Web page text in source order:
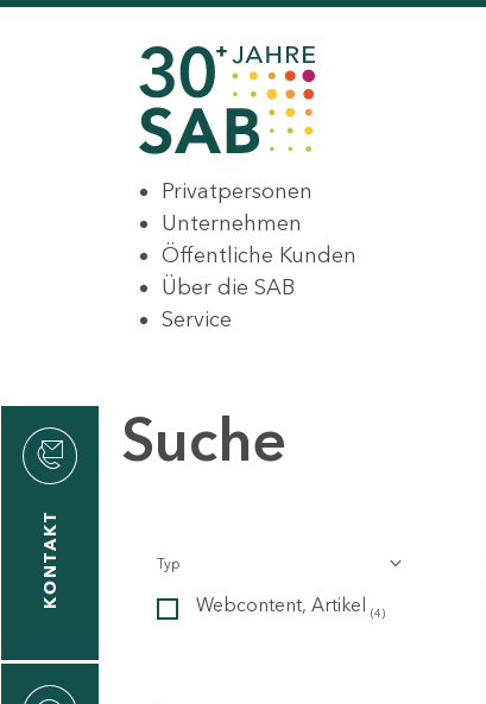
Privatpersonen
Unternehmen
Öffentliche Kunden
Über die SAB
Service
KONTAKT
Suche
Typ
Webcontent, Artikel (4)